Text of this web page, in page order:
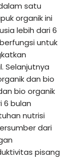
satu
organik ini
lebih dari 6
untuk
Selanjutnya
dan bio
bio organik
6 bulan
nutrisi
dari
pisang